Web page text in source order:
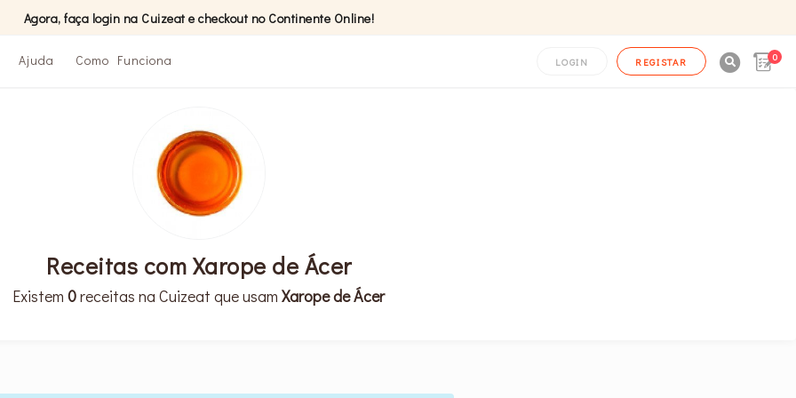
Agora, faça login na Cuizeat e checkout no Continente Online!
Ajuda Como Funciona LOGIN REGISTAR 0
Receitas com Xarope de Ácer
Existem0receitas na Cuizeat que usamXarope de Ácer